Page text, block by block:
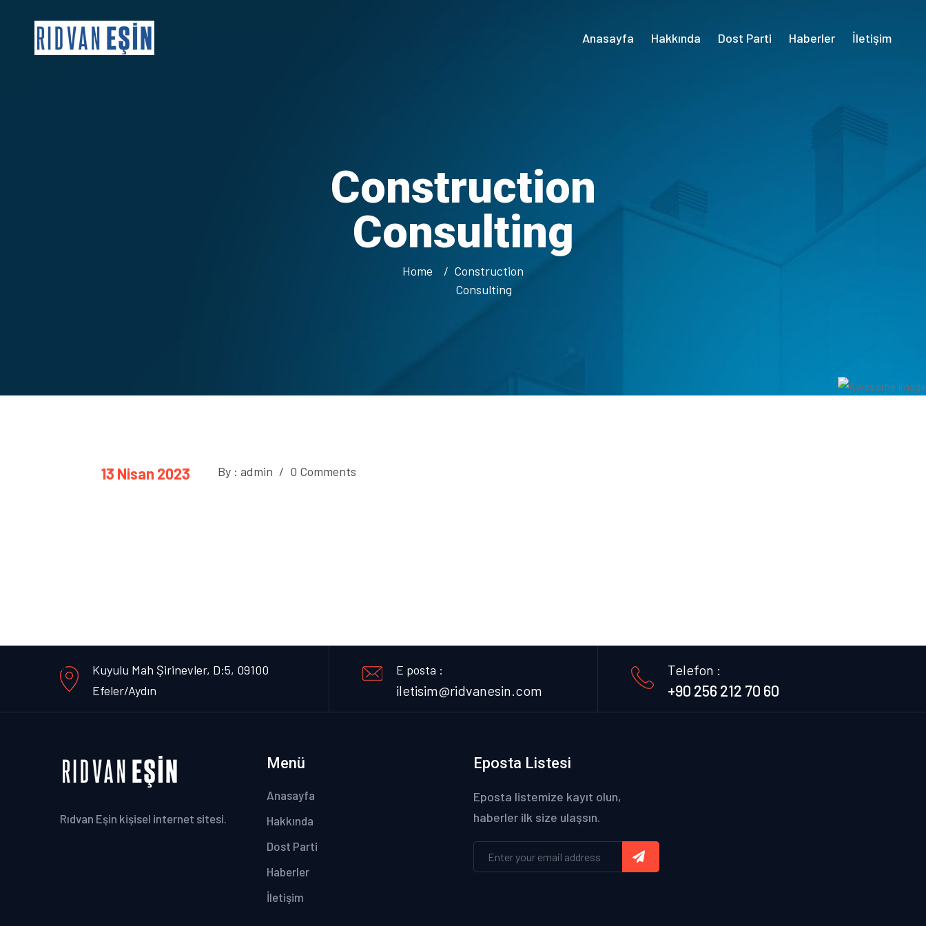
Anasayfa Hakkında Dost Parti Haberler İletişim
Construction
Consulting
Home
Construction
Consulting
13 Nisan 2023 By : admin / 0 Comments
Kuyulu Mah Şirinevler, D:5, 09100
Efeler/Aydın
E posta :
iletisim@ridvanesin.com
Telefon :
+90 256 212 70 60
Rıdvan Eşin kişisel internet sitesi.
Menü
Anasayfa
Hakkında
Dost Parti
Haberler
İletişim
Eposta Listesi
Eposta listemize kayıt olun,
haberler ilk size ulaşsın.